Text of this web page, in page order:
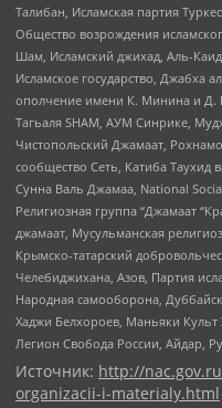
Талибан, Исламская партия
Общество возрождения
Шам, Исламский джихад, Аль-
Исламское государство, Джабха
ополчение имени К. Минина и Д.
Тагьаля SHAM, АУМ Синрике,
Чистопольский Джамаат,
сообщество Сеть, Катиба
Сунна Валь Джамаа, National
Религиозная группа “Джамаат
джамаат, Мусульманская
Крымско-татарский
Челебиджихана, Азов, Партия
Народная самооборона,
Хаджи Белхороев, Маньяки
Легион Свобода России, Айдар,
Источник: http://
organizacii-i-materialy.html